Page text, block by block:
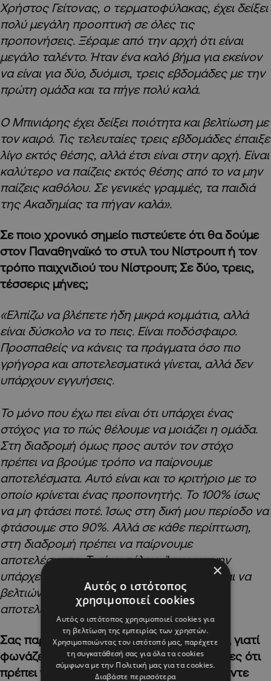
Χρήστος Γείτονας, ο τερματοφύλακας, έχει δείξει
πολύ μεγάλη προοπτική σε όλες τις
προπονήσεις. Ξέραμε από την αρχή ότι είναι
μεγάλο ταλέντο. Ήταν ένα καλό βήμα για εκείνον
να είναι για δύο, δυόμισι, τρεις εβδομάδες με την
πρώτη ομάδα και τα πήγε πολύ καλά.
Ο Μπινιάρης έχει δείξει ποιότητα και βελτίωση με
τον καιρό. Τις τελευταίες τρεις εβδομάδες έπαιξε
λίγο εκτός θέσης, αλλά έτσι είναι στην αρχή. Είναι
καλύτερο να παίζεις εκτός θέσης από το να μην
παίζεις καθόλου. Σε γενικές γραμμές, τα παιδιά
της Ακαδημίας τα πήγαν καλά».
Σε ποιο χρονικό σημείο πιστεύετε ότι θα δούμε
στον Παναθηναϊκό το στυλ του Νίστρουπ ή τον
τρόπο παιχνιδιού του Νίστρουπ; Σε δύο, τρεις,
τέσσερις μήνες;
«Ελπίζω να βλέπετε ήδη μικρά κομμάτια, αλλά
είναι δύσκολο να το πεις. Είναι ποδόσφαιρο.
Προσπαθείς να κάνεις τα πράγματα όσο πιο
γρήγορα και αποτελεσματικά γίνεται, αλλά δεν
υπάρχουν εγγυήσεις.
Το μόνο που έχω πει είναι ότι υπάρχει ένας
στόχος για το πώς θέλουμε να μοιάζει η ομάδα.
Στη διαδρομή όμως προς αυτόν τον στόχο
πρέπει να βρούμε τρόπο να παίρνουμε
αποτελέσματα. Αυτό είναι και το κριτήριο με το
οποίο κρίνεται ένας προπονητής. Το 100% ίσως
να μη φτάσει ποτέ. Ίσως στη δική μου περίοδο να
φτάσουμε στο 90%. Αλλά σε κάθε περίπτωση,
στη διαδρομή πρέπει να παίρνουμε
αποτελέσματα. Τι είναι τέλειο; Ίσως να μην
υπάρχει τέλειο. Για εμάς το ζητούμενο είναι να
βελτιώνουμε την ομάδα και να παίρνουμε
αποτελέσματα όσο προχωράμε».
Σας παρακολουθήσαμε στις προπονήσεις, γιατί
φωνάζετε αρκετά, και λέγατε στους παίκτες ότι
πρέπει να είναι έτοιμοι και ότι μετά από πέντε
×
Αυτός ο ιστότοπος
χρησιμοποιεί cookies
Αυτός ο ιστότοπος χρησιμοποιεί cookies για
τη βελτίωση της εμπειρίας των χρηστών.
Χρησιμοποιώντας τον ιστότοπό μας, παρέχετε
τη συγκατάθεσή σας για όλα τα cookies
σύμφωνα με την Πολιτική μας για τα cookies.
Διαβάστε περισσότερα